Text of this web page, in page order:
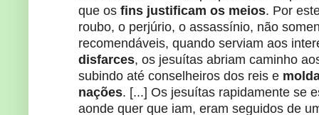
que os fins justificam os meios. Por
roubo, o perjúrio, o assassínio, não
recomendáveis, quando serviam aos
disfarces, os jesuítas abriam caminho
subindo até conselheiros dos reis e
nações. [...] Os jesuítas rapidamente se
aonde quer que iam, eram seguidos de